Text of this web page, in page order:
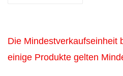
Die Mindestverkaufseinheit
einige Produkte gelten